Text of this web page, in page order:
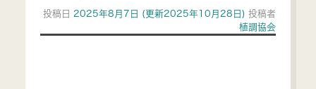
投稿日 2025年8月7日 (更新2025年10月28日)投稿者
植調協会